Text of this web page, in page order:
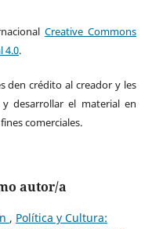
Creative Commons
4.0.
den crédito al creador y les
desarrollar el material en
comerciales.
autor/a
, Política y Cultura: